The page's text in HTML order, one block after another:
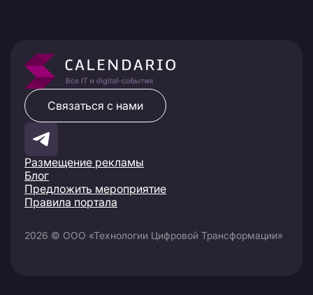
Размещение рекламы
Блог
Предложить мероприятие
Правила портала
Связаться с нами
2026 © ООО «Технологии Цифровой Трансформации»